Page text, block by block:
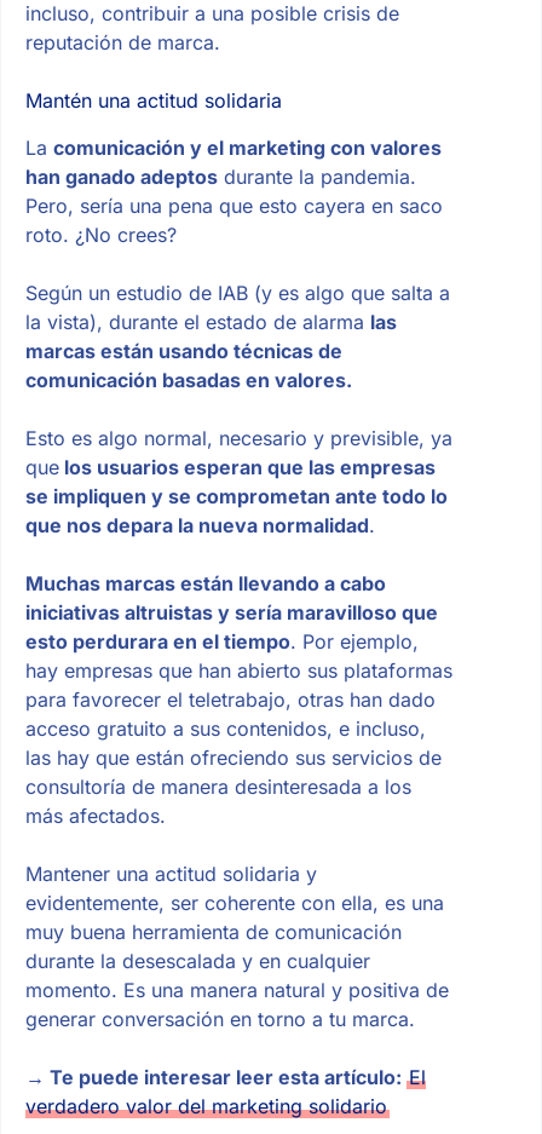
incluso, contribuir a una posible crisis de
reputación de marca.
Mantén una actitud solidaria
La comunicación y el marketing con valores
han ganado adeptosdurante la pandemia.
Pero, sería una pena que esto cayera en saco
roto. ¿No crees?
Según un estudio de IAB (y es algo que salta a
la vista), durante el estado de alarma las
marcas están usando técnicas de
comunicación basadas en valores.
Esto es algo normal, necesario y previsible, ya
quelos usuarios esperan que las empresas
se impliquen y se comprometan ante todo lo
que nos depara la nueva normalidad.
Muchas marcas están llevando a cabo
iniciativas altruistas y sería maravilloso que
esto perdurara en el tiempo. Por ejemplo,
hay empresas que han abierto sus plataformas
para favorecer el teletrabajo, otras han dado
acceso gratuito a sus contenidos, e incluso,
las hay que están ofreciendo sus servicios de
consultoría de manera desinteresada a los
más afectados.
Mantener una actitud solidaria y
evidentemente, ser coherente con ella, es una
muy buena herramienta de comunicación
durante la desescalada y en cualquier
momento. Es una manera natural y positiva de
generar conversación en torno a tu marca.
→ Te puede interesar leer esta artículo: El
verdadero valor del marketing solidario